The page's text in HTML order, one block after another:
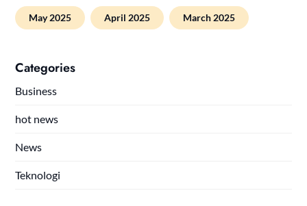
May 2025 April 2025 March 2025
Categories
Business
hot news
News
Teknologi